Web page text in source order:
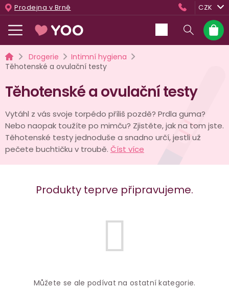
Přejít
na
obsah
Prodejna v Brně CZK
košík
DomůDrogerie
Intimní hygiena
Těhotenské a ovulační testy
Těhotenské a ovulační testy
Vytáhl z vás svoje torpédo příliš pozdě? Prdla guma?
Nebo naopak toužíte po mimču? Zjistěte, jak na tom jste.
Těhotenské testy jednoduše a snadno určí, jestli už
pečete buchtičku v troubě. Číst více
Produkty teprve připravujeme.
Můžete se ale podívat na ostatní kategorie.